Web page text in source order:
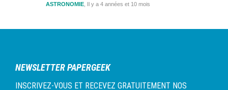
Il y a 4 années et 10 mois
ASTRONOMIE
NEWSLETTER PAPERGEEK
INSCRIVEZ-VOUS ET RECEVEZ GRATUITEMENT NOS